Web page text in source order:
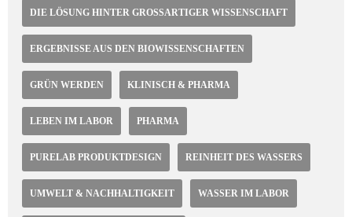
DIE LÖSUNG HINTER GROSSARTIGER WISSENSCHAFT
ERGEBNISSE AUS DEN BIOWISSENSCHAFTEN
GRÜN WERDEN KLINISCH & PHARMA
LEBEN IM LABOR PHARMA
PURELAB PRODUKTDESIGN REINHEIT DES WASSERS
UMWELT & NACHHALTIGKEIT WASSER IM LABOR